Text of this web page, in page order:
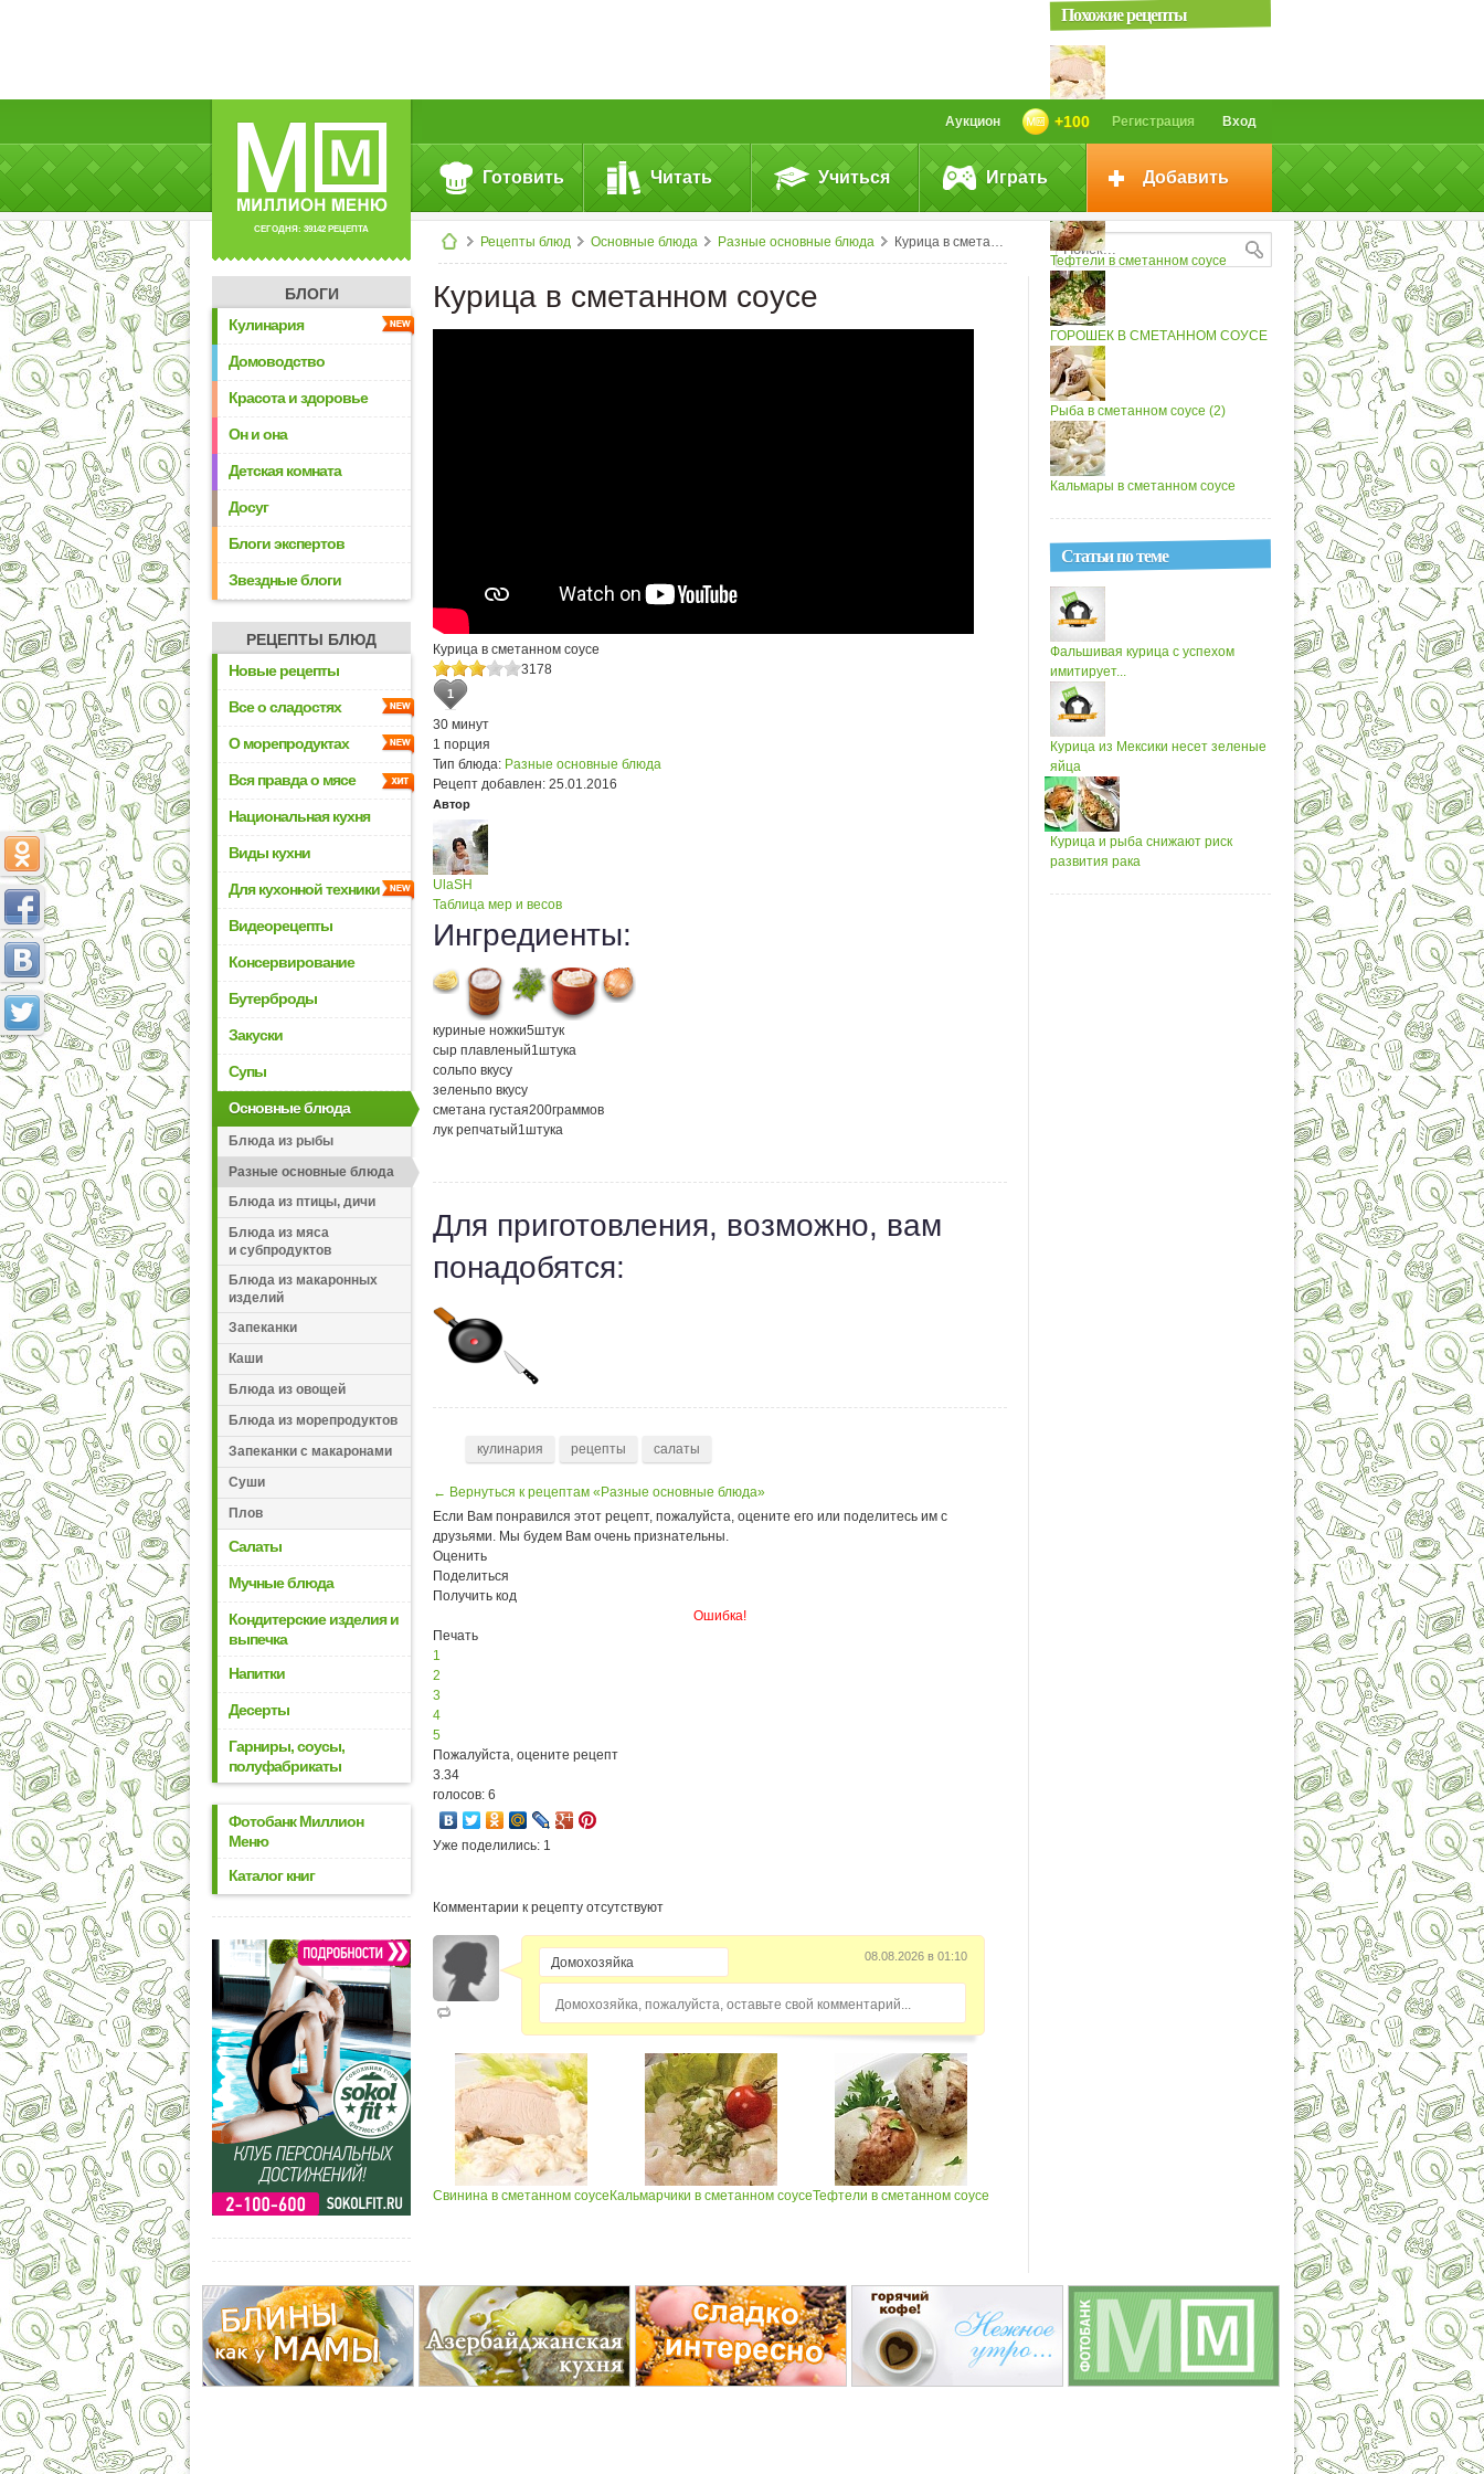
СЕГОДНЯ: 39142 РЕЦЕПТА
Вход
Регистрация
+100
Аукцион
Готовить Читать Учиться Играть Добавить
Рецепты блюд Основные блюда Разные основные блюда Курица в сметанном соусе
БЛОГИ
Кулинария
Домоводство
Красота и здоровье
Он и она
Детская комната
Досуг
Блоги экспертов
Звездные блоги
РЕЦЕПТЫ БЛЮД
Новые рецепты
Все о сладостях
О морепродуктах
Вся правда о мясе
Национальная кухня
Виды кухни
Для кухонной техники
Видеорецепты
Консервирование
Бутерброды
Закуски
Супы
Основные блюда
Блюда из рыбы
Разные основные блюда
Блюда из птицы, дичи
Блюда из мяса
и субпродуктов
Блюда из макаронных
изделий
Запеканки
Каши
Блюда из овощей
Блюда из морепродуктов
Запеканки с макаронами
Суши
Плов
Салаты
Мучные блюда
Кондитерские изделия и
выпечка
Напитки
Десерты
Гарниры, соусы,
полуфабрикаты
Фотобанк Миллион
Меню
Каталог книг
Курица в сметанном соусе
Курица в сметанном соусе
3178
1
30 минут
1 порция
Тип блюда: Разные основные блюда
Рецепт добавлен: 25.01.2016
Автор
UlaSH
Таблица мер и весов
Ингредиенты:
куриные ножки5штук
сыр плавленый1штука
сольпо вкусу
зеленьпо вкусу
сметана густая200граммов
лук репчатый1штука
Для приготовления, возможно, вам
понадобятся:
кулинария рецепты салаты
← Вернуться к рецептам «Разные основные блюда»
Если Вам понравился этот рецепт, пожалуйста, оцените его или поделитесь им с
друзьями. Мы будем Вам очень признательны.
Оценить
Поделиться
Получить код
Ошибка!
Печать
1
2
3
4
5
Пожалуйста, оцените рецепт
3.34
голосов: 6
Уже поделились: 1
Комментарии к рецепту отсутствуют
08.08.2026 в 01:10
Домохозяйка, пожалуйста, оставьте свой комментарий...
Свинина в сметанном соусе Кальмарчики в сметанном соусеТефтели в сметанном соусе
Похожие рецепты
Кальмарчики в сметанном соусе
Тефтели в сметанном соусе
ГОРОШЕК В СМЕТАННОМ СОУСЕ
Рыба в сметанном соусе (2)
Кальмары в сметанном соусе
Статьи по теме
Фальшивая курица с успехом
имитирует...
Курица из Мексики несет зеленые
яйца
Курица и рыба снижают риск
развития рака